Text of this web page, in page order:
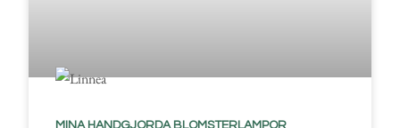
MINA HANDGJORDA BLOMSTERLAMPOR